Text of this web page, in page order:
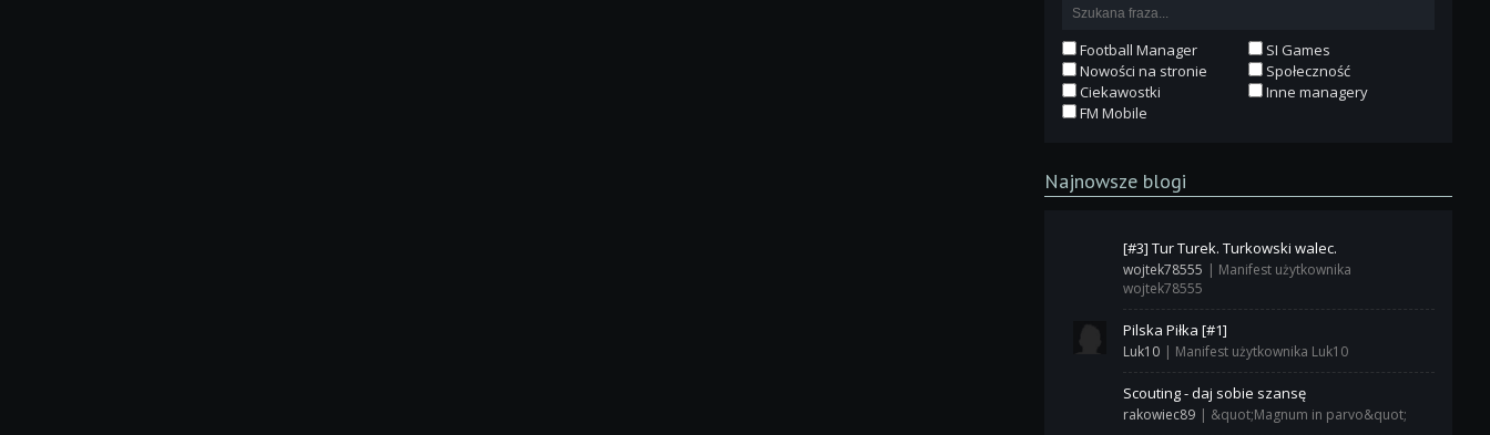
Football Manager
SI Games
Nowości na stronie
Społeczność
Ciekawostki
Inne managery
FM Mobile
Najnowsze blogi
[#3] Tur Turek. Turkowski walec.
wojtek78555 | Manifest użytkownika
wojtek78555
Pilska Piłka [#1]
Luk10 | Manifest użytkownika Luk10
Scouting - daj sobie szansę
rakowiec89 | &quot;Magnum in parvo&quot;